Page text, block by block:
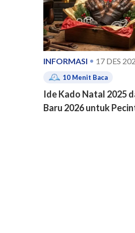
INFORMASI 17 DES
10 Menit Baca
Ide Kado Natal 2025
Baru 2026 untuk